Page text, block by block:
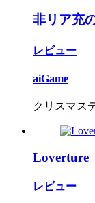
非リア充
レビュー
aiGame
クリスマス
Loverture
レビュー